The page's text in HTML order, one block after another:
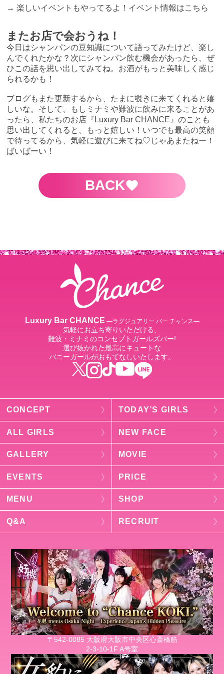
→楽しいイベントもやってるよ！イベント情報はこちら
またお店で会おうね！
今日はシャンパンの豆知識について語ってみたけど、楽し
んでくれたかな？次にシャンパン飲む機会があったら、ぜ
ひこの話を思い出してみてね。お酒がもっと美味しく感じ
られるかも！
ブログもまた更新するから、たまに覗きに来てくれると嬉
しいな。そして、もしミナミや難波に飲みに来ることがあ
ったら、私たちのお店『Luxury Bar CHANCE』のことも
思い出してくれると、もっと嬉しい！いつでも最高の笑顔
で待ってるから、気軽に遊びに来てね♡じゃあまたねー！
ばいばーい！
BACK
Luxury Bar CHANCE ―ラグジュアリー バー チャンス―
気軽にお立ち寄りいただける、
難波・ミナミのコンセプトガールズバー!
選び抜かれた最高にキュートな
バニーガールがおもてなしいたします。
CONCEPT TODAY’S GIRLS
ALL GIRLS NEW FACE
GALLERY MOVIE
EVENTS PRICE
MENU SHOP
Q&A RECRUIT
〒542-0085 大阪府大阪市中央区心斎橋筋
2-3-10-1F A号室